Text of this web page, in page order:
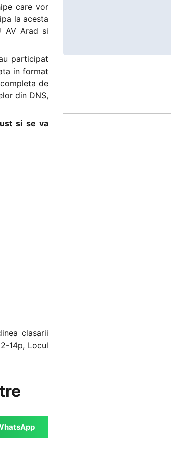
care vor
la acesta
AV Arad si
participat
in format
de
din DNS,
si se va
clasarii
14p, Locul